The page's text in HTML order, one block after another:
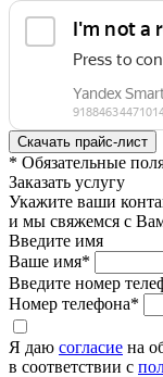
* Обязательные
Заказать услугу
Укажите ваши
и мы свяжемся с
Введите имя
Ваше имя*
Введите номер
Номер телефона*
Я даю согласие на
в соответствии с